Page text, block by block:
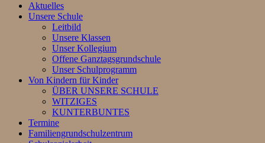
Aktuelles
Unsere Schule
Leitbild
Unsere Klassen
Unser Kollegium
Offene Ganztagsgrundschule
Unser Schulprogramm
Von Kindern für Kinder
ÜBER UNSERE SCHULE
WITZIGES
KUNTERBUNTES
Termine
Familiengrundschulzentrum